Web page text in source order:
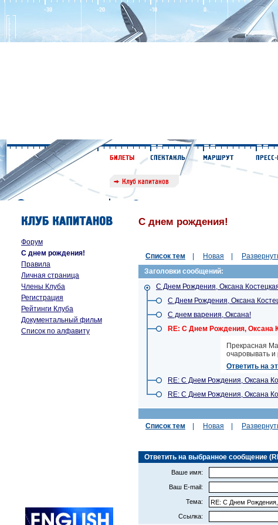
Форум
С днем рождения!
Правила
Личная страница
Члены Клуба
Регистрация
Рейтинги Клуба
Документальный фильм
Список по алфавиту
С днем рождения!
Список тем
Новая
Заголовки сообщений:
С Днем Рождения, Оксана
С Днем Рождения, Оксана
С днем варения, Оксана!
RE: С Днем Рождения, Оксана
Прекрасная
очаровывать
Ответить на
RE: С Днем Рождения, Оксана
RE: С Днем Рождения, Оксана
Список тем Новая
Ответить на выбранное сообщение
Ваше имя:
Ваш E-mail:
Тема:
Ссылка: